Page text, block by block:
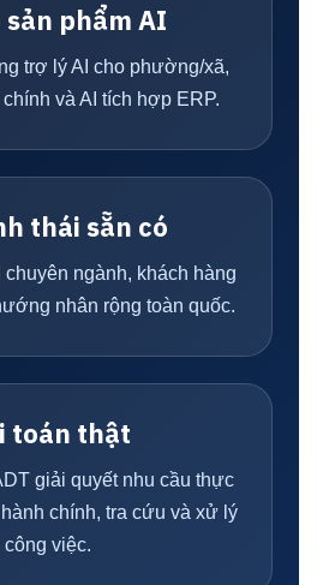
sản phẩm AI
trợ lý AI cho phường/xã,
và AI tích hợp ERP.
thái sẵn có
chuyên ngành, khách hàng
nhân rộng toàn quốc.
toán thật
giải quyết nhu cầu thực
chính, tra cứu và xử lý
công việc.